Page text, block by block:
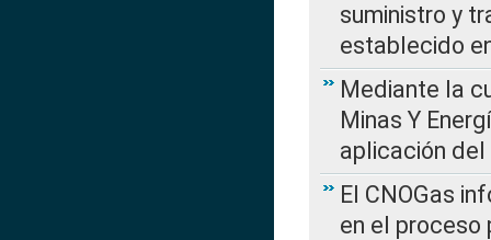
suministro y
establecido
Mediante la
Minas Y
aplicación
El CNOGas
en el proceso